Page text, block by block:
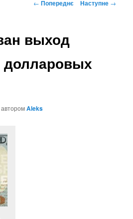
← Попереднє Наступне →
выход
долларовых
авторомAleks